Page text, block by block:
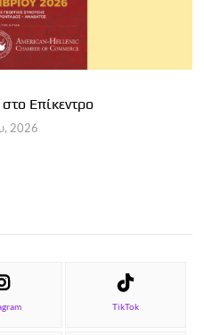
Επίκεντρο
2026
TikTok